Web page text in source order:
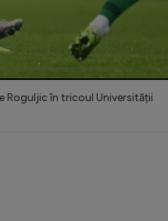
Roguljic în tricoul Universității